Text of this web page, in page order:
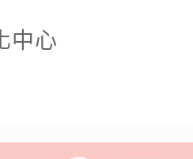
中心